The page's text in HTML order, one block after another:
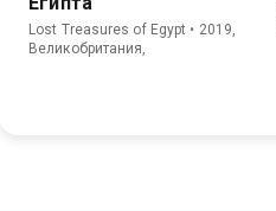
Lost Treasures of Egypt • 2019,
Великобритания,